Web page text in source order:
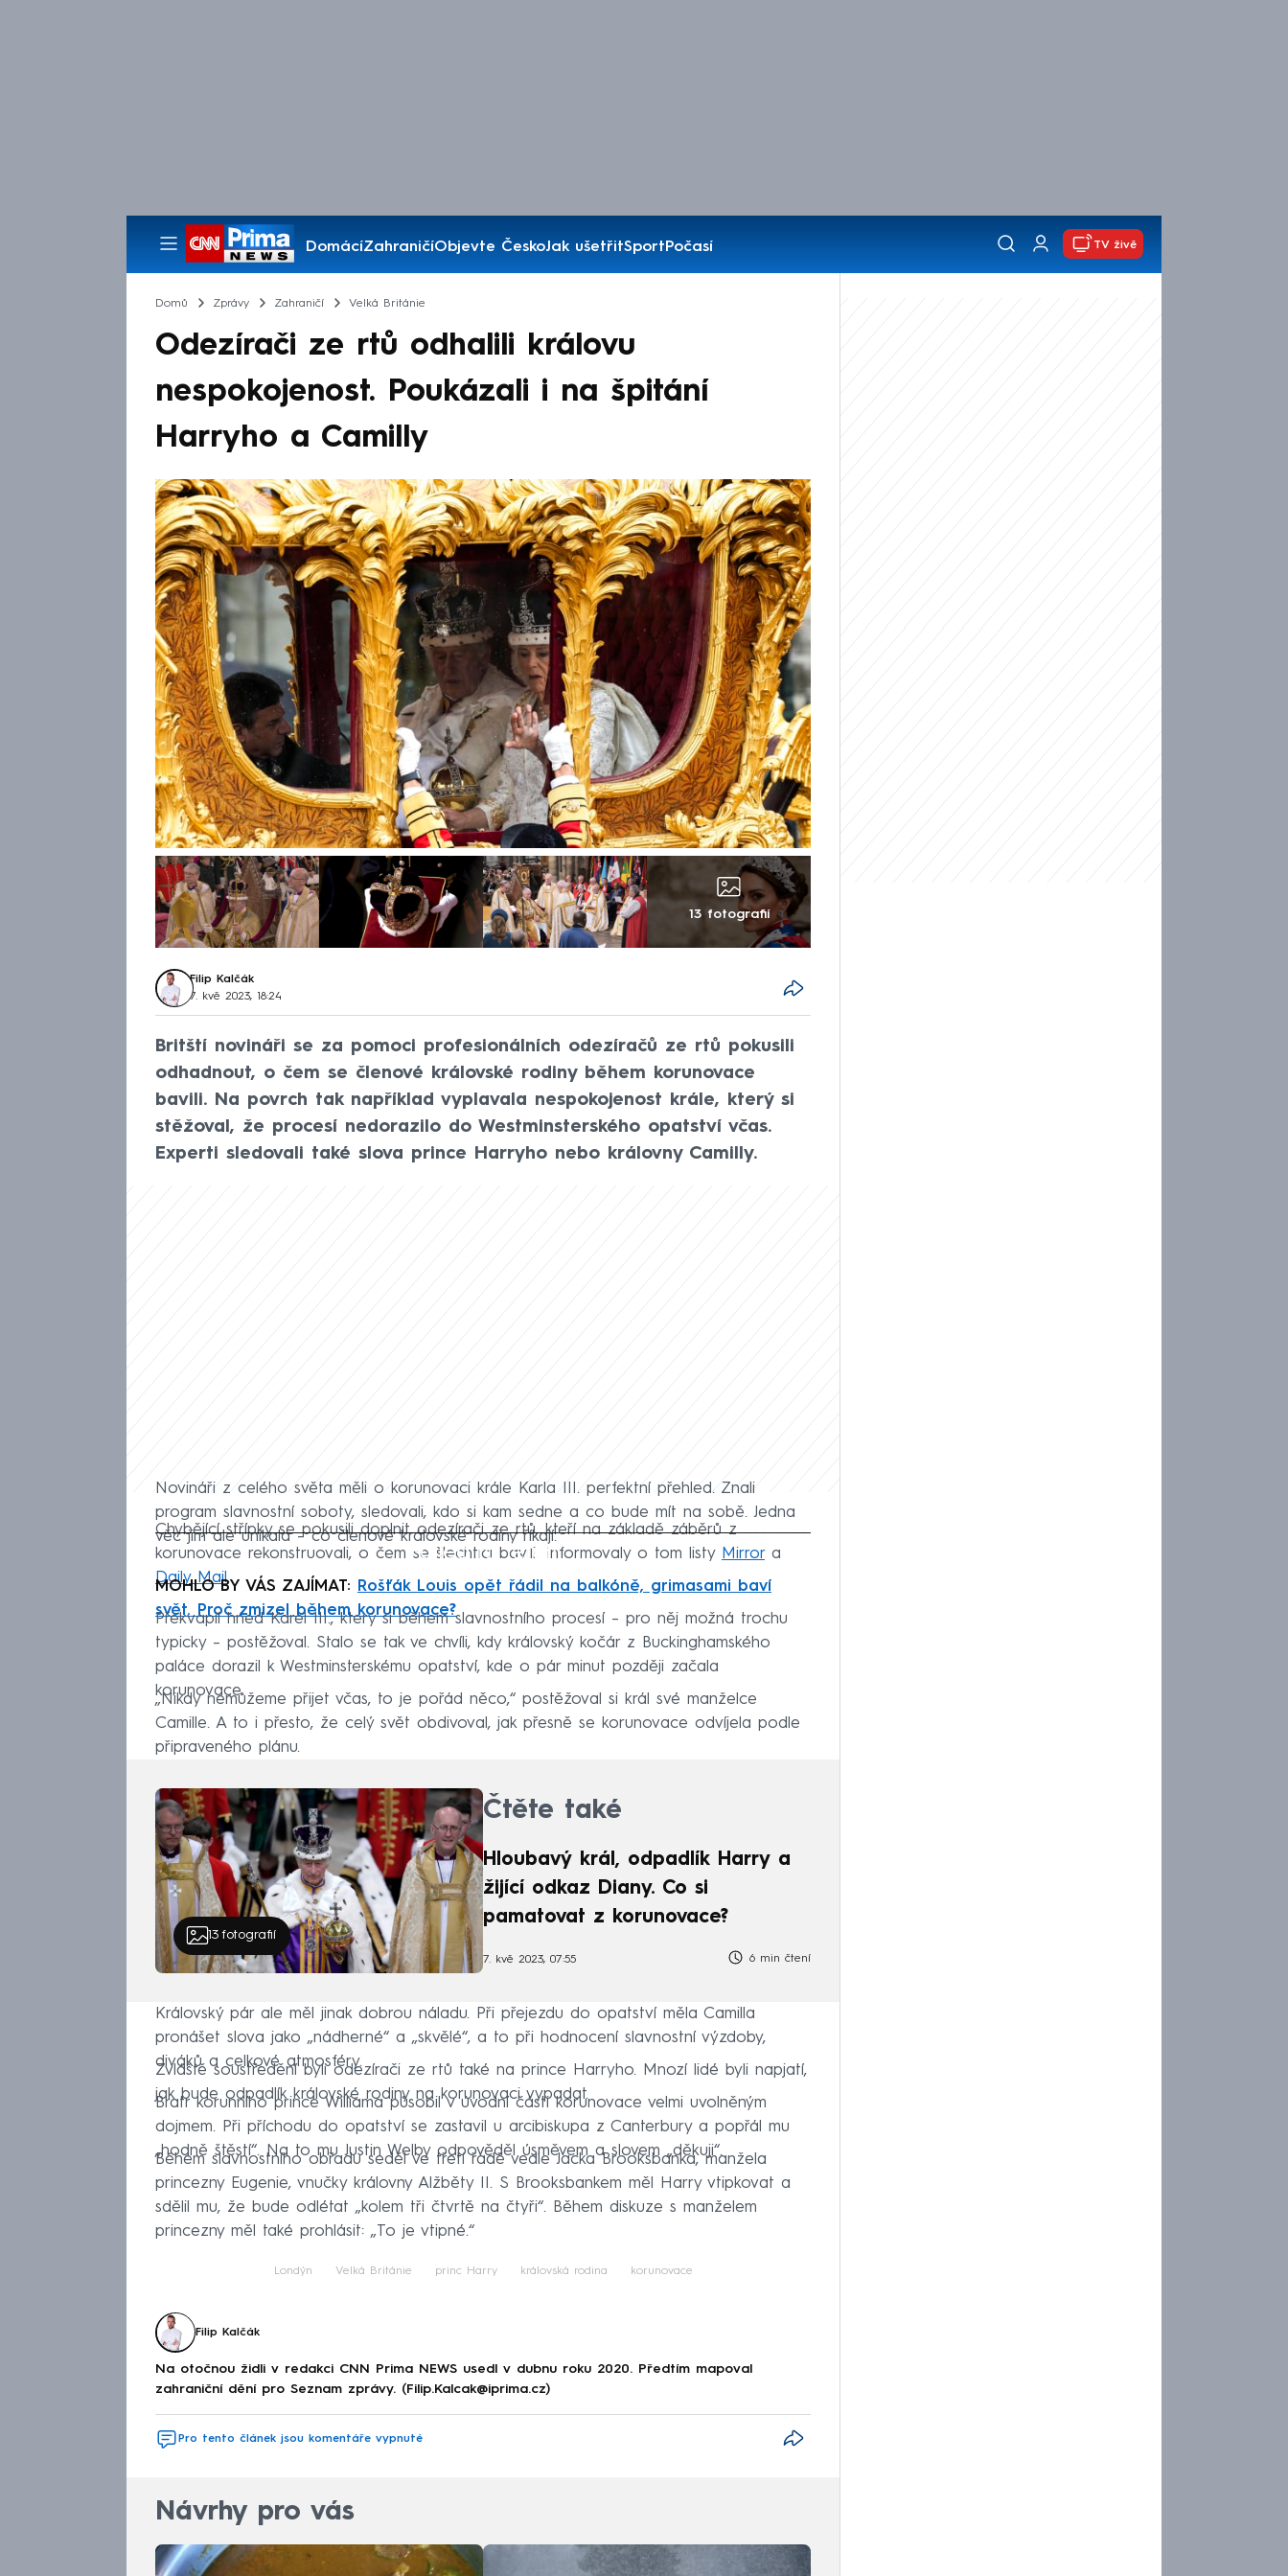
DomácíZahraničíObjevte ČeskoJak ušetřitSportPočasí
Pořady
TV živě
Domů Zprávy Zahraničí Velká Británie
Odezírači ze rtů odhalili královu
nespokojenost. Poukázali i na špitání
Harryho a Camilly
13 fotografií
Filip Kalčák
7. kvě 2023, 18:24
Britští novináři se za pomoci profesionálních odezíračů ze rtů pokusili
odhadnout, o čem se členové královské rodiny během korunovace
bavili. Na povrch tak například vyplavala nespokojenost krále, který si
stěžoval, že procesí nedorazilo do Westminsterského opatství včas.
Experti sledovali také slova prince Harryho nebo královny Camilly.
Novináři z celého světa měli o korunovaci krále Karla III. perfektní přehled. Znali
program slavnostní soboty, sledovali, kdo si kam sedne a co bude mít na sobě. Jedna
věc jim ale unikala – co členové královské rodiny říkají.
Failed to fetch
Chybějící střípky se pokusili doplnit odezírači ze rtů, kteří na základě záběrů z
korunovace rekonstruovali, o čem se šlechtici bavili. Informovaly o tom listy Mirrora
Daily Mail.
MOHLO BY VÁS ZAJÍMAT:
Rošťák Louis opět řádil na balkóně, grimasami baví
svět. Proč zmizel během korunovace?
Překvapil hned Karel III., který si během slavnostního procesí – pro něj možná trochu
typicky – postěžoval. Stalo se tak ve chvíli, kdy královský kočár z Buckinghamského
paláce dorazil k Westminsterskému opatství, kde o pár minut později začala
korunovace.
„Nikdy nemůžeme přijet včas, to je pořád něco,“ postěžoval si král své manželce
Camille. A to i přesto, že celý svět obdivoval, jak přesně se korunovace odvíjela podle
připraveného plánu.
13 fotografií
Čtěte také
Hloubavý král, odpadlík Harry a
žijící odkaz Diany. Co si
pamatovat z korunovace?
7. kvě 2023, 07:55 6 min čtení
Královský pár ale měl jinak dobrou náladu. Při přejezdu do opatství měla Camilla
pronášet slova jako „nádherné“ a „skvělé“, a to při hodnocení slavnostní výzdoby,
diváků a celkové atmosféry.
Zvláště soustředění byli odezírači ze rtů také na prince Harryho. Mnozí lidé byli napjatí,
jak bude odpadlík královské rodiny na korunovaci vypadat.
Bratr korunního prince Williama působil v úvodní části korunovace velmi uvolněným
dojmem. Při příchodu do opatství se zastavil u arcibiskupa z Canterbury a popřál mu
„hodně štěstí“. Na to mu Justin Welby odpověděl úsměvem a slovem „děkuji“.
Během slavnostního obřadu seděl ve třetí řadě vedle Jacka Brooksbanka, manžela
princezny Eugenie, vnučky královny Alžběty II. S Brooksbankem měl Harry vtipkovat a
sdělil mu, že bude odlétat „kolem tři čtvrtě na čtyři“. Během diskuze s manželem
princezny měl také prohlásit: „To je vtipné.“
Londýn Velká Británie princ Harry královská rodina korunovace
Filip Kalčák
Na otočnou židli v redakci CNN Prima NEWS usedl v dubnu roku 2020. Předtím mapoval
zahraniční dění pro Seznam zprávy. (Filip.Kalcak@iprima.cz)
Pro tento článek jsou komentáře vypnuté
Návrhy pro vás